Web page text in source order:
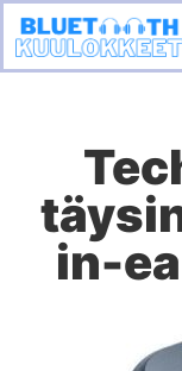
in-